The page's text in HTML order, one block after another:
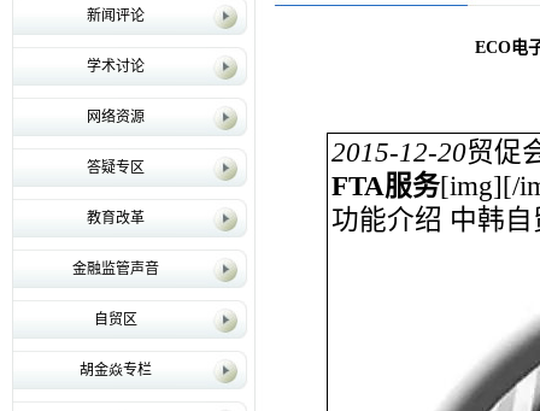
新闻评论
学术讨论
网络资源
答疑专区
教育改革
金融监管声音
自贸区
胡金焱专栏
ECO电
2015-12-20贸促
FTA服务[img][/
功能介绍 中韩